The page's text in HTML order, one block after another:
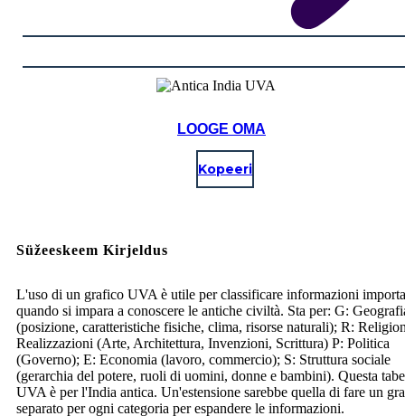
LOOGE OMA
Kopeeri
Süžeeskeem Kirjeldus
L'uso di un grafico UVA è utile per classificare informazioni
quando si impara a conoscere le antiche civiltà. Sta per: G:
(posizione, caratteristiche fisiche, clima, risorse naturali); R:
Realizzazioni (Arte, Architettura, Invenzioni, Scrittura) P: Politica
(Governo); E: Economia (lavoro, commercio); S: Struttura sociale
(gerarchia del potere, ruoli di uomini, donne e bambini). Questa
UVA è per l'India antica. Un'estensione sarebbe quella di fare un
separato per ogni categoria per espandere le informazioni.